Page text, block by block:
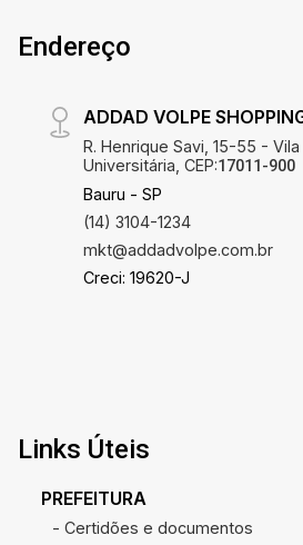
Endereço
ADDAD VOLPE
R. Henrique Savi, 15-55 -
Universitária, CEP:17011-900
Bauru - SP
(14) 3104-1234
mkt@addadvolpe.com.br
Creci: 19620-J
Links Úteis
PREFEITURA
- Certidões e documentos